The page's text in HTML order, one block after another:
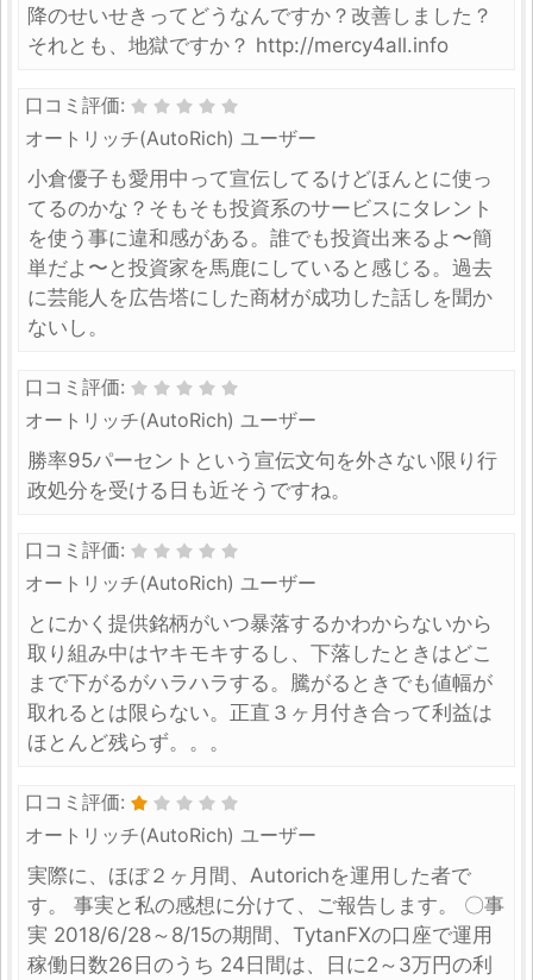
降のせいせきってどうなんですか？改善しました？
それとも、地獄ですか？ http://mercy4all.info
口コミ評価:
オートリッチ(AutoRich) ユーザー
小倉優子も愛用中って宣伝してるけどほんとに使っ
てるのかな？そもそも投資系のサービスにタレント
を使う事に違和感がある。誰でも投資出来るよ〜簡
単だよ〜と投資家を馬鹿にしていると感じる。過去
に芸能人を広告塔にした商材が成功した話しを聞か
ないし。
口コミ評価:
オートリッチ(AutoRich) ユーザー
勝率95パーセントという宣伝文句を外さない限り行
政処分を受ける日も近そうですね。
口コミ評価:
オートリッチ(AutoRich) ユーザー
とにかく提供銘柄がいつ暴落するかわからないから
取り組み中はヤキモキするし、下落したときはどこ
まで下がるがハラハラする。騰がるときでも値幅が
取れるとは限らない。正直３ヶ月付き合って利益は
ほとんど残らず。。。
口コミ評価:
オートリッチ(AutoRich) ユーザー
実際に、ほぼ２ヶ月間、Autorichを運用した者で
す。 事実と私の感想に分けて、ご報告します。 〇事
実 2018/6/28～8/15の期間、TytanFXの口座で運用
稼働日数26日のうち 24日間は、日に2～3万円の利